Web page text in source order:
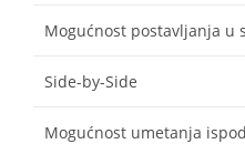
Mogućnost postavljanja u
Side-by-Side
Mogućnost umetanja